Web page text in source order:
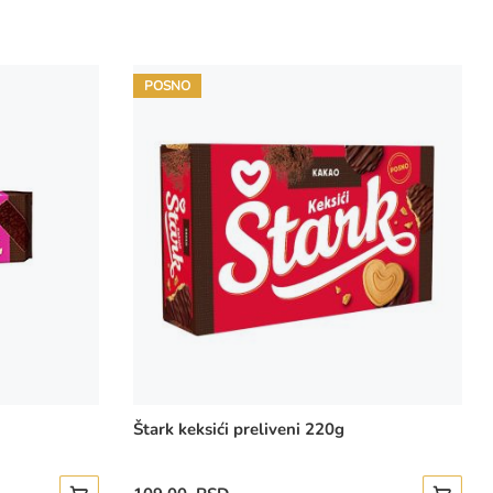
POSNO
Štark keksići preliveni 220g